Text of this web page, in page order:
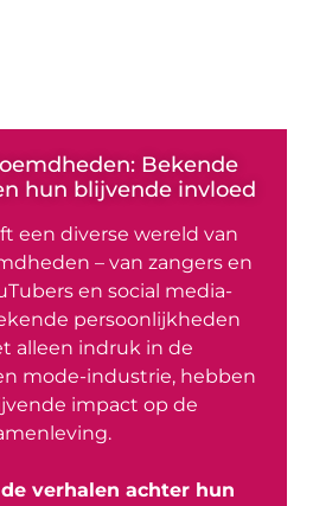
Bekende
hun blijvende invloed
een diverse wereld van
– van zangers en
en social media-
persoonlijkheden
alleen indruk in de
mode-industrie, hebben
impact op de
verhalen achter hun